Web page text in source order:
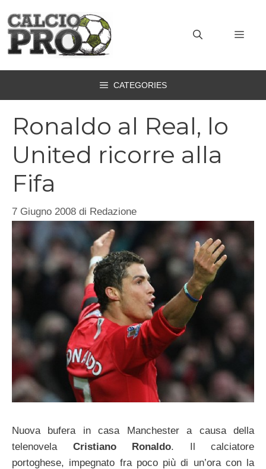
contenuto
CATEGORIES
Ronaldo al Real, lo
United ricorre alla
Fifa
7 Giugno 2008 di Redazione
Nuova bufera in casa Manchester a causa della
telenovela Cristiano Ronaldo. Il calciatore
portoghese, impegnato fra poco più di un’ora con la